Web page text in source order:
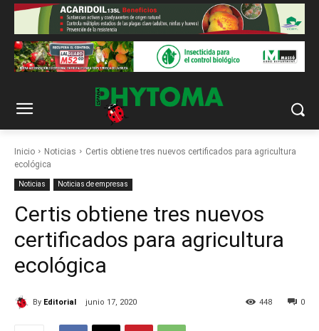
Inicio Noticias
Certis obtiene tres nuevos certificados para agricultura
ecológica
Noticias Noticias de empresas
Certis obtiene tres nuevos
certificados para agricultura
ecológica
By Editorial junio 17, 2020 0
448